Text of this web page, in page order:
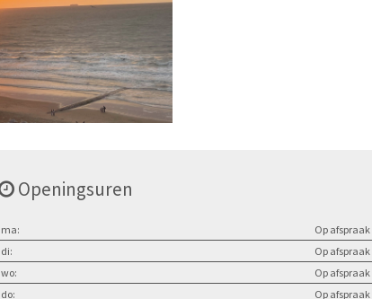
Openingsuren
ma:
Op afspraak
di:
Op afspraak
wo:
Op afspraak
do:
Op afspraak